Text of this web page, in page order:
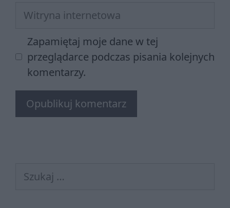
Witryna
internetowa
Zapamiętaj moje dane w tej
przeglądarce podczas pisania kolejnych
komentarzy.